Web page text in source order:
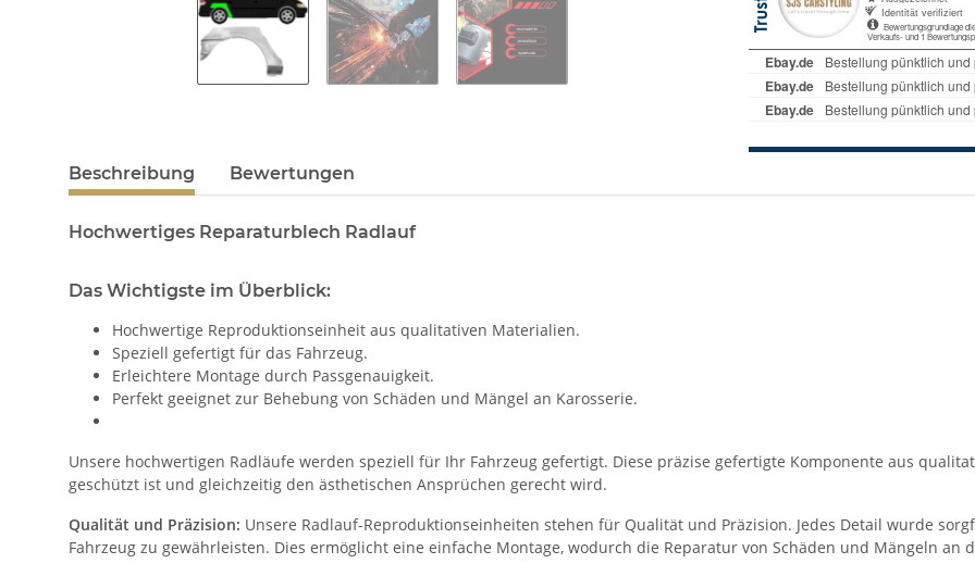
Beschreibung Bewertungen
Hochwertiges Reparaturblech Radlauf
Das Wichtigste im Überblick:
Hochwertige Reproduktionseinheit aus qualitativen Materialien.
Speziell gefertigt für das Fahrzeug.
Erleichtere Montage durch Passgenauigkeit.
Perfekt geeignet zur Behebung von Schäden und Mängel an Karosserie.
Unsere hochwertigen Radläufe werden speziell für Ihr Fahrzeug gefertigt. Diese präzise gefertigte Komponente aus
geschützt ist und gleichzeitig den ästhetischen Ansprüchen gerecht wird.
Qualität und Präzision: Unsere Radlauf-Reproduktionseinheiten stehen für Qualität und Präzision. Jedes Detail wurde
Fahrzeug zu gewährleisten. Dies ermöglicht eine einfache Montage, wodurch die Reparatur von Schäden und Mängeln an